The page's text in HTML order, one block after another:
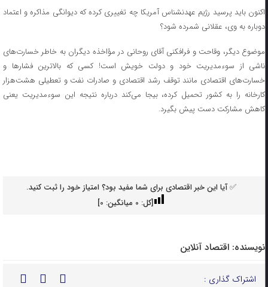
اکنون باید پرسید رژیم عهدنشناس آمریکا چه تغییری کرده که دیوانگی مذاکره و اعتماد
دوباره به وی، عقلانی شمرده شود؟
موضوع دیگر، وقاحت و فرافکنی آقای روحانی در مؤاخذه دیگران به خاطر خسارت‌های
ناشی از سوءمدیریت خود و دولت خویش است! کسی که بالاترین فشارها و
خسارت‌های اقتصادی مانند توقف رشد اقتصادی و صادرات نفت و تعطیلی هشت‌هزار
کارخانه را به کشور تحمیل کرده، بیجا می‌کند درباره نتیجه این سوءمدیریت یعنی
کاهش مشارکت دست پیش بگیرد.
✅ آیا این خبر اقتصادی برای شما مفید بود؟ امتیاز خود را ثبت کنید.
[کل: 0میانگین: 0
]
نویسنده: اقتصاد آنلاین
اشتراک گذاری :